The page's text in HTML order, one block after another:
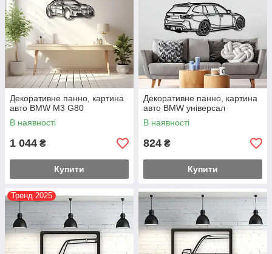
Декоративне панно, картина
авто BMW M3 G80
В наявності
1 044 ₴
Купити
Декоративне панно, картина
авто BMW універсал
В наявності
824 ₴
Купити
Тренд 2025